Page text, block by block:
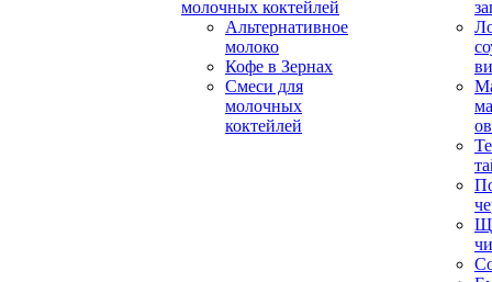
молочных коктейлей
Альтернативное
молоко
Кофе в Зернах
Смеси для
молочных
коктейлей